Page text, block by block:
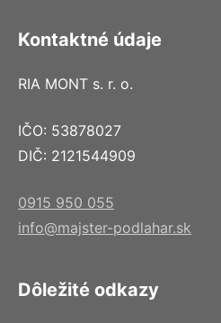
Kontaktné údaje
RIA MONT s. r. o.
IČO: 53878027
DIČ: 2121544909
0915 950 055
info@majster-podlahar.sk
Dôležité odkazy